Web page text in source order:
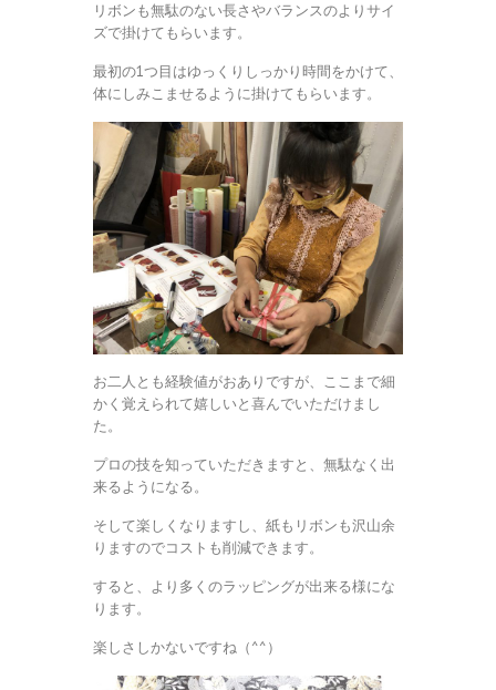
リボンも無駄のない長さやバランスのよりサイ
ズで掛けてもらいます。
最初の1つ目はゆっくりしっかり時間をかけて、
体にしみこませるように掛けてもらいます。
お二人とも経験値がおありですが、ここまで細
かく覚えられて嬉しいと喜んでいただけまし
た。
プロの技を知っていただきますと、無駄なく出
来るようになる。
そして楽しくなりますし、紙もリボンも沢山余
りますのでコストも削減できます。
すると、より多くのラッピングが出来る様にな
ります。
楽しさしかないですね（^^）